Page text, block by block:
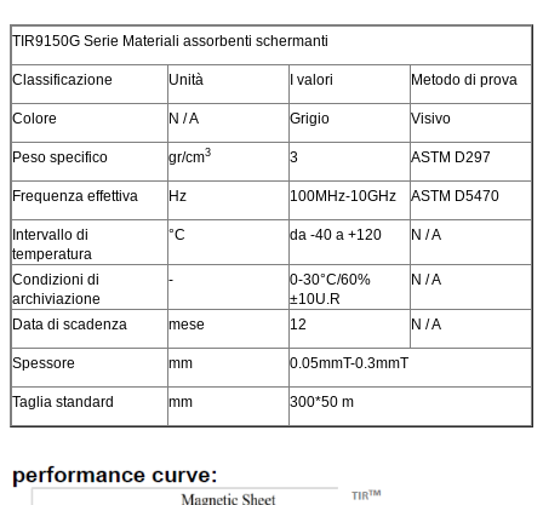
TIR9150G Serie Materiali assorbenti schermanti
Classificazione Unità I valori Metodo di prova
Colore N / A Grigio Visivo
Peso specifico gr/cm3 3 ASTM D297
Frequenza effettiva Hz 100MHz-10GHz ASTM D5470
Intervallo di
temperatura
°C da -40 a +120 N / A
Condizioni di
archiviazione
-
0-30°C/60%
±10U.R
N / A
Data di scadenza mese 12 N / A
Spessore mm 0.05mmT-0.3mmT
Taglia standard mm 300*50 m